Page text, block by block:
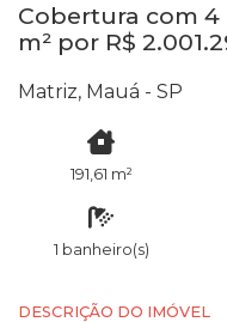
Cobertura com 4
m² por R$
Matriz, Mauá - SP
191,61 m²
1 banheiro(s)
DESCRIÇÃO DO IMÓVEL